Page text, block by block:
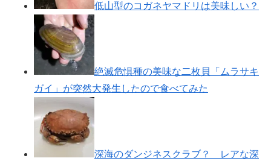
低山型のコガネヤマドリは美味しい？
絶滅危惧種の美味な二枚貝「ムラサキ
ガイ」が突然大発生したので食べてみた
深海のダンジネスクラブ？ レアな深